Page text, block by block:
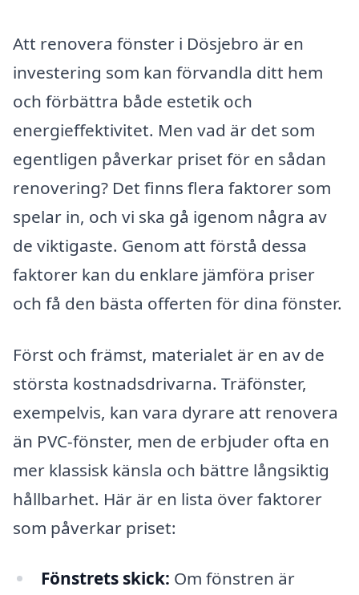
Att renovera fönster i Dösjebro är en
investering som kan förvandla ditt hem
och förbättra både estetik och
energieffektivitet. Men vad är det som
egentligen påverkar priset för en sådan
renovering? Det finns flera faktorer som
spelar in, och vi ska gå igenom några av
de viktigaste. Genom att förstå dessa
faktorer kan du enklare jämföra priser
och få den bästa offerten för dina fönster.
Först och främst, materialet är en av de
största kostnadsdrivarna. Träfönster,
exempelvis, kan vara dyrare att renovera
än PVC-fönster, men de erbjuder ofta en
mer klassisk känsla och bättre långsiktig
hållbarhet. Här är en lista över faktorer
som påverkar priset:
Fönstrets skick: Om fönstren är